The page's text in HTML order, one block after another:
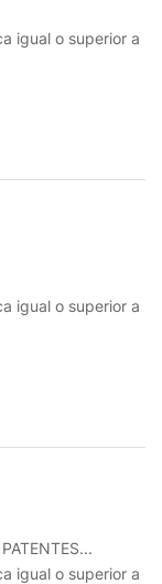
igual o superior a
igual o superior a
igual o superior a